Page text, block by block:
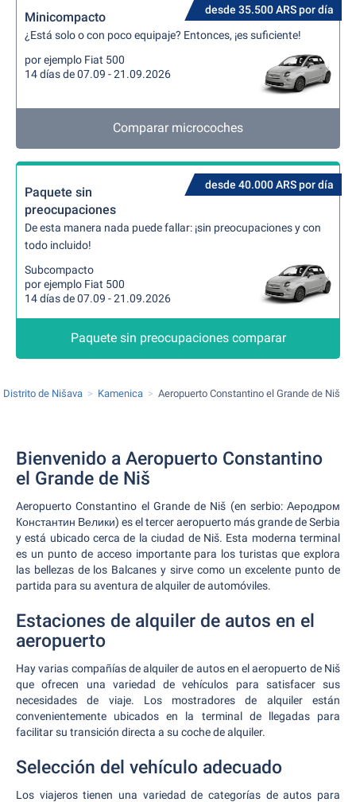
desde 35.500 ARS por día
Minicompacto
¿Está solo o con poco equipaje? Entonces, ¡es suficiente!
por ejemplo Fiat 500
14 días de 07.09 - 21.09.2026
Comparar microcoches
desde 40.000 ARS por día
Paquete sin
preocupaciones
De esta manera nada puede fallar: ¡sin preocupaciones y con
todo incluido!
Subcompacto
por ejemplo Fiat 500
14 días de 07.09 - 21.09.2026
Paquete sin preocupaciones comparar
Distrito de Nišava Kamenica Aeropuerto Constantino el Grande de Niš
Bienvenido a Aeropuerto Constantino
el Grande de Niš
Aeropuerto Constantino el Grande de Niš (en serbio: Аеродром
Константин Велики) es el tercer aeropuerto más grande de Serbia
y está ubicado cerca de la ciudad de Niš. Esta moderna terminal
es un punto de acceso importante para los turistas que explora
las bellezas de los Balcanes y sirve como un excelente punto de
partida para su aventura de alquiler de automóviles.
Estaciones de alquiler de autos en el
aeropuerto
Hay varias compañías de alquiler de autos en el aeropuerto de Niš
que ofrecen una variedad de vehículos para satisfacer sus
necesidades de viaje. Los mostradores de alquiler están
convenientemente ubicados en la terminal de llegadas para
facilitar su transición directa a su coche de alquiler.
Selección del vehículo adecuado
Los viajeros tienen una variedad de categorías de autos para